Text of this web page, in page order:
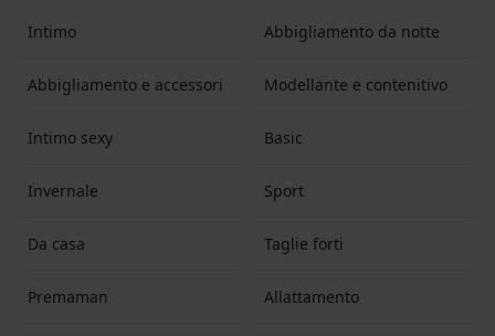
Intimo Abbigliamento da notte
Abbigliamento e accessori Modellante e contenitivo
Intimo sexy Basic
Invernale Sport
Da casa Taglie forti
Premaman Allattamento